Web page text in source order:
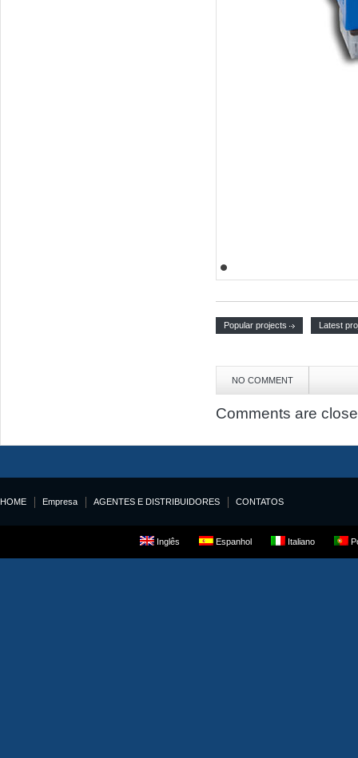
Popular projects Latest
NO COMMENT
Comments are
HOME Empresa AGENTES E DISTRIBUIDORES CONTATOS
Inglês Espanhol Italiano